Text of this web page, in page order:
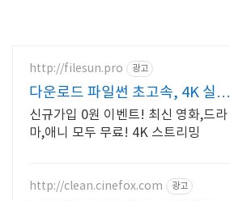
http://filesun.pro 광고
다운로드 파일썬 초고속, 4K 실시
간 보기!
신규가입 0원 이벤트! 최신 영화,드라
마,애니 모두 무료! 4K 스트리밍
http://clean.cinefox.com 광고